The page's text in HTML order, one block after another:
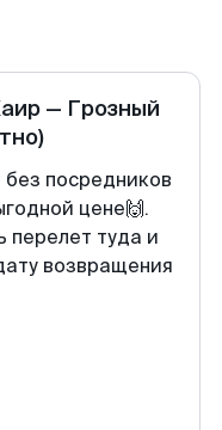
— Грозный
посредников
цене🙌.
туда и
возвращения